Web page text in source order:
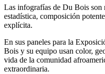
Las infografías de Du Bois son
estadística, composición
explícita.
En sus paneles para la
Bois y su equipo usan color,
vida de la comunidad
extraordinaria.